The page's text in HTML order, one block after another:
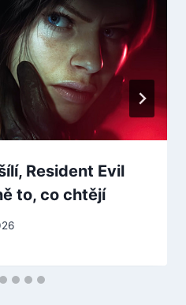
Resident Evil
to, co chtějí